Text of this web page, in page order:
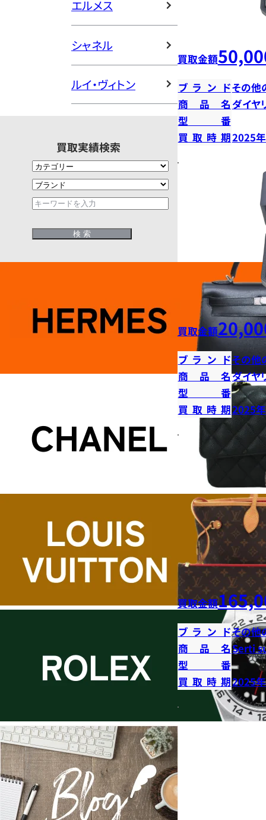
エルメス
シャネル
ルイ・ヴィトン
買取実績検索
買取金額
ブランドその他
商品名ダイヤ
型番
買取時期2025
買取金額
ブランドその他
商品名ダイヤ
型番
買取時期2025
買取金額
ブランドその他
商品名Serti
型番
買取時期2025